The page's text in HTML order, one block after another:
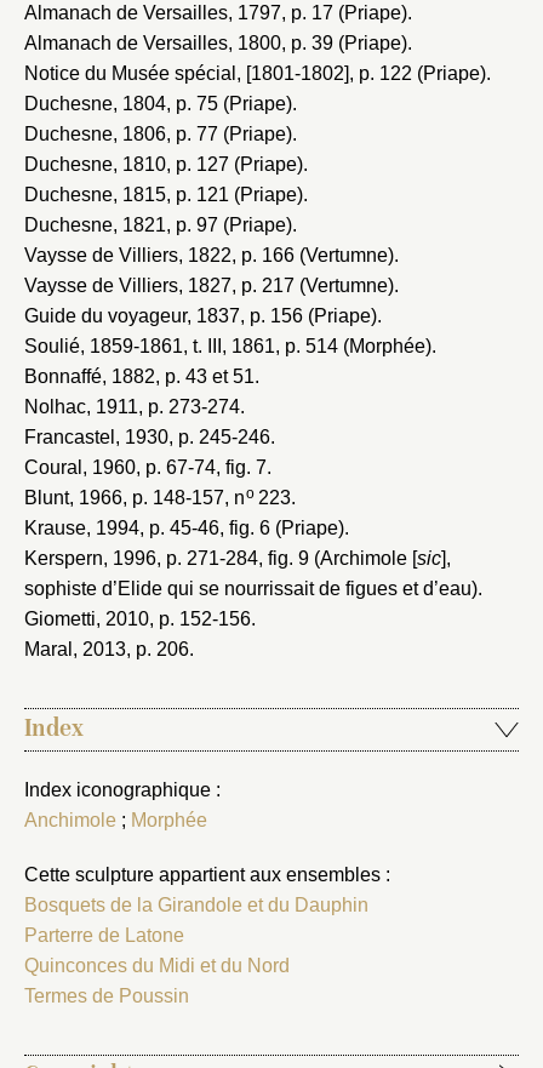
Almanach de Versailles, 1797, p. 17 (Priape).
Almanach de Versailles, 1800, p. 39 (Priape).
Notice du Musée spécial, [1801-1802], p. 122 (Priape).
Duchesne, 1804, p. 75 (Priape).
Duchesne, 1806, p. 77 (Priape).
Duchesne, 1810, p. 127 (Priape).
Duchesne, 1815, p. 121 (Priape).
Duchesne, 1821, p. 97 (Priape).
Vaysse de Villiers, 1822, p. 166 (Vertumne).
Vaysse de Villiers, 1827, p. 217 (Vertumne).
Guide du voyageur, 1837, p. 156 (Priape).
Soulié, 1859-1861, t. III, 1861, p. 514 (Morphée).
Bonnaffé, 1882, p. 43 et 51.
Nolhac, 1911, p. 273-274.
Francastel, 1930, p. 245-246.
Coural, 1960, p. 67-74, fig. 7.
Blunt, 1966, p. 148-157, no223.
Krause, 1994, p. 45-46, fig. 6 (Priape).
Kerspern, 1996, p. 271-284, fig. 9 (Archimole [sic],
sophiste d’Elide qui se nourrissait de figues et d’eau).
Giometti, 2010, p. 152-156.
Maral, 2013, p. 206.
Index
Index iconographique :
Anchimole ; Morphée
Cette sculpture appartient aux ensembles :
Bosquets de la Girandole et du Dauphin
Parterre de Latone
Quinconces du Midi et du Nord
Termes de Poussin